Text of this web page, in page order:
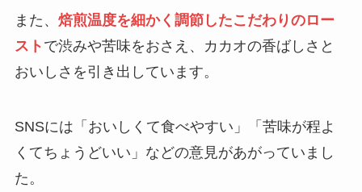
また、 焙煎温度を細かく調節したこだわりのロー
スト で渋みや苦味をおさえ、カカオの香ばしさと
おいしさを引き出しています。
SNSには「おいしくて食べやすい」「苦味が程よ
くてちょうどいい」などの意見があがっていまし
た。